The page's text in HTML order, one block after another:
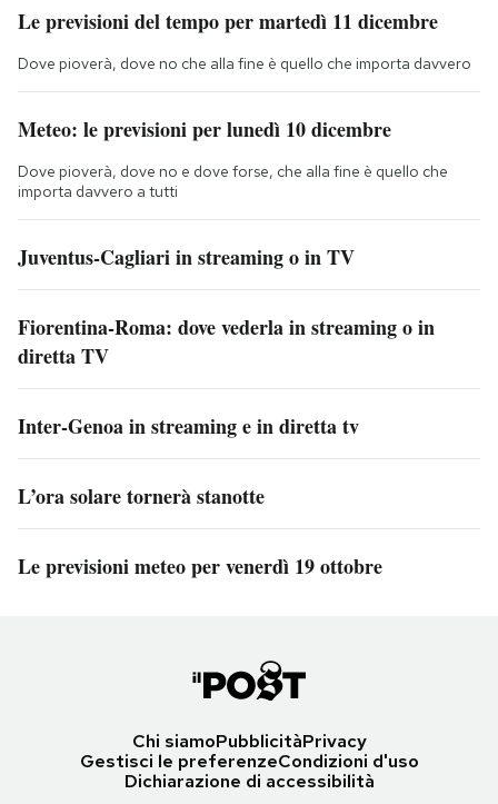
Le previsioni del tempo per martedì 11 dicembre
Dove pioverà, dove no che alla fine è quello che importa davvero
Meteo: le previsioni per lunedì 10 dicembre
Dove pioverà, dove no e dove forse, che alla fine è quello che
importa davvero a tutti
Juventus-Cagliari in streaming o in TV
Fiorentina-Roma: dove vederla in streaming o in
diretta TV
Inter-Genoa in streaming e in diretta tv
L’ora solare tornerà stanotte
Le previsioni meteo per venerdì 19 ottobre
Chi siamoPubblicitàPrivacy
Gestisci le preferenzeCondizioni d'uso
Dichiarazione di accessibilità